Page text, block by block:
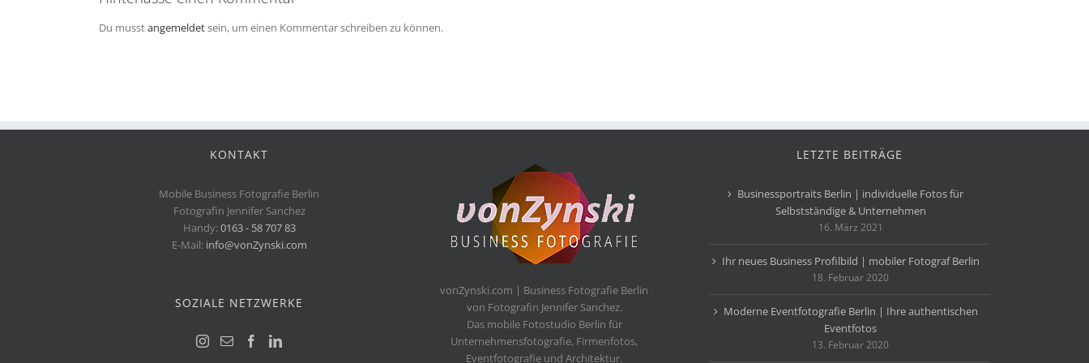
Du musstangemeldetsein, um einen Kommentar schreiben zu können.
KONTAKT
Mobile Business Fotografie Berlin
Fotografin Jennifer Sanchez
Handy:0163 - 58 707 83
E-Mail: info@vonZynski.com
SOZIALE NETZWERKE
vonZynski.com | Business Fotografie Berlin
von Fotografin Jennifer Sanchez.
Das mobile Fotostudio Berlin für
Unternehmensfotografie, Firmenfotos,
Eventfotografie und Architektur.
LETZTE BEITRÄGE
Businessportraits Berlin | individuelle Fotos für
Selbstständige & Unternehmen
16. März 2021
Ihr neues Business Profilbild | mobiler Fotograf Berlin
18. Februar 2020
Moderne Eventfotografie Berlin | Ihre authentischen
Eventfotos
13. Februar 2020